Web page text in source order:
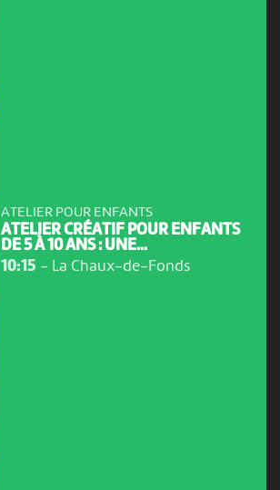
ATELIER POUR ENFANTS
ATELIER CRÉATIF POUR ENFANTS
DE 5 À 10 ANS : UNE...
10:15 - La Chaux-de-Fonds